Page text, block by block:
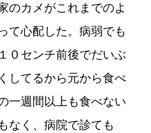
のカメがこれまでのよ
て心配した。病弱でも
０センチ前後でだいぶ
してるから元から食べ
一週間以上も食べない
なく、病院で診ても